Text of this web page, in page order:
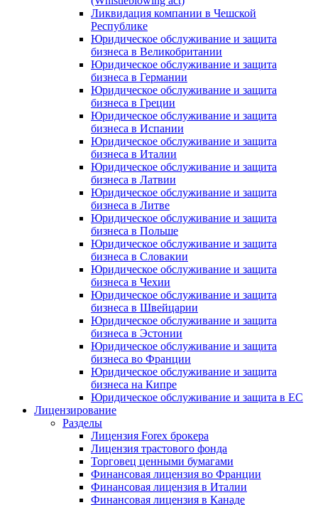
Ликвидация компании в Чешской
Республике
Юридическое обслуживание и защита
бизнеса в Великобритании
Юридическое обслуживание и защита
бизнеса в Германии
Юридическое обслуживание и защита
бизнеса в Греции
Юридическое обслуживание и защита
бизнеса в Испании
Юридическое обслуживание и защита
бизнеса в Италии
Юридическое обслуживание и защита
бизнеса в Латвии
Юридическое обслуживание и защита
бизнеса в Литве
Юридическое обслуживание и защита
бизнеса в Польше
Юридическое обслуживание и защита
бизнеса в Словакии
Юридическое обслуживание и защита
бизнеса в Чехии
Юридическое обслуживание и защита
бизнеса в Швейцарии
Юридическое обслуживание и защита
бизнеса в Эстонии
Юридическое обслуживание и защита
бизнеса во Франции
Юридическое обслуживание и защита
бизнеса на Кипре
Юридическое обслуживание и защита в ЕС
Лицензирование
Разделы
Лицензия Forex брокера
Лицензия трастового фонда
Торговец ценными бумагами
Финансовая лицензия во Франции
Финансовая лицензия в Италии
Финансовая лицензия в Канаде